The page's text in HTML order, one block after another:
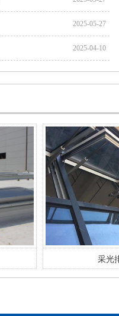
2025-05-27
2025-04-10
采光